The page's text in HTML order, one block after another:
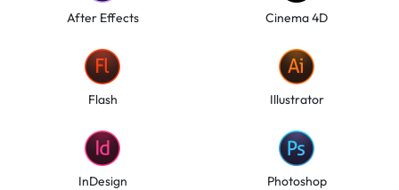
After Effects Cinema 4D
Flash Illustrator
InDesign Photoshop